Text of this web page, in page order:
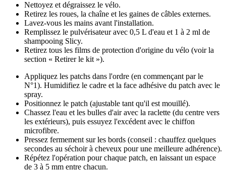
Nettoyez et dégraissez le vélo.
Retirez les roues, la chaîne et les gaines de câbles externes.
Lavez-vous les mains avant l'installation.
Remplissez le pulvérisateur avec 0,5 L d'eau et 1 à 2 ml de
shampooing Slicy.
Retirez tous les films de protection d'origine du vélo (voir la
section « Retirer le kit »).
Appliquez les patchs dans l'ordre (en commençant par le
N°1). Humidifiez le cadre et la face adhésive du patch avec le
spray.
Positionnez le patch (ajustable tant qu'il est mouillé).
Chassez l'eau et les bulles d'air avec la raclette (du centre vers
les extérieurs), puis essuyez l'excédent avec le chiffon
microfibre.
Pressez fermement sur les bords (conseil : chauffez quelques
secondes au séchoir à cheveux pour une meilleure adhérence).
Répétez l'opération pour chaque patch, en laissant un espace
de 3 à 5 mm entre chacun.